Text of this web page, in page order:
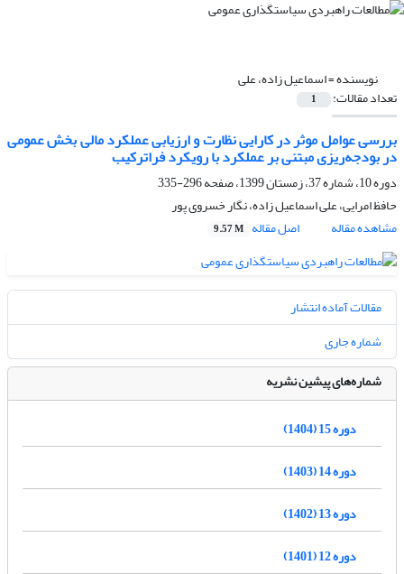
نویسنده =اسماعیل زاده، علی
تعداد مقالات: 1
بررسی عوامل موثر در کارایی نظارت و ارزیابی عملکرد مالی بخش عمومی
در بودجه‌ریزی مبتنی بر عملکرد با رویکرد فراترکیب
دوره 10، شماره 37، زمستان 1399، صفحه
296-335
حافظ امرایی، علی اسماعیل زاده، نگار خسروی پور
مشاهده مقاله
اصل مقاله 9.57 M
مقالات آماده انتشار
شماره جاری
شماره‌های پیشین نشریه
دوره 15 (1404)
دوره 14 (1403)
دوره 13 (1402)
دوره 12 (1401)